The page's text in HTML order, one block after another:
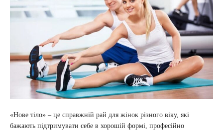
«Нове тіло» – це справжній рай для жінок різного віку, які
бажають підтримувати себе в хорошій формі, професійно